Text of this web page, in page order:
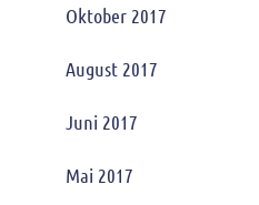
Oktober 2017
August 2017
Juni 2017
Mai 2017